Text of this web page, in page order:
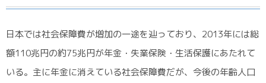
日本では社会保障費が増加の一途を辿っており、2013年には総
額110兆円の約75兆円が年金・失業保険・生活保護にあたれて
いる。主に年金に消えている社会保障費だが、今後の年齢人口